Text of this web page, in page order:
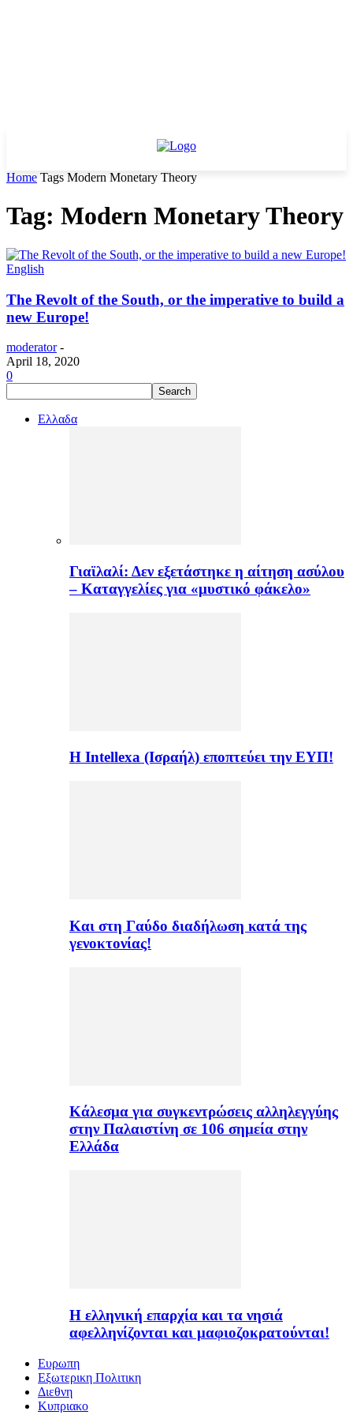
Home Tags Modern Monetary Theory
Tag: Modern Monetary Theory
English
The Revolt of the South, or the imperative to build a
new Europe!
moderator -
April 18, 2020
0
Ελλαδα
Γιαϊλαλί: Δεν εξετάστηκε η αίτηση ασύλου
– Καταγγελίες για «μυστικό φάκελο»
Η Intellexa (Ισραήλ) εποπτεύει την ΕΥΠ!
Και στη Γαύδο διαδήλωση κατά της
γενοκτονίας!
Κάλεσμα για συγκεντρώσεις αλληλεγγύης
στην Παλαιστίνη σε 106 σημεία στην
Ελλάδα
H ελληνική επαρχία και τα νησιά
αφελληνίζονται και μαφιοζοκρατούνται!
Ευρωπη
Εξωτερικη Πολιτικη
Διεθνη
Κυπριακο